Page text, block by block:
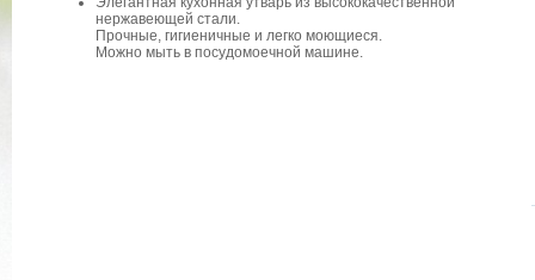
нержавеющей стали.
Прочные, гигиеничные и легко моющиеся.
Можно мыть в посудомоечной машине.